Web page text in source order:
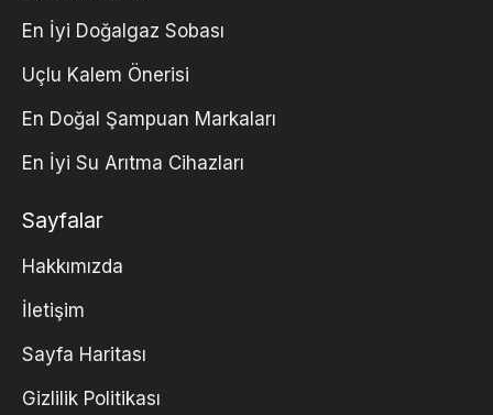
En İyi Doğalgaz Sobası
Uçlu Kalem Önerisi
En Doğal Şampuan Markaları
En İyi Su Arıtma Cihazları
Sayfalar
Hakkımızda
İletişim
Sayfa Haritası
Gizlilik Politikası